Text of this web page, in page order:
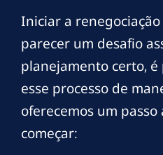
Iniciar a
parecer um desafio
planejamento certo,
esse processo de
oferecemos um passo
começar: